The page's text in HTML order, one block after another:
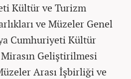
Kültür ve Turizm
ve Müzeler Genel
Cumhuriyeti Kültür
Geliştirilmesi
Arası İşbirliği ve